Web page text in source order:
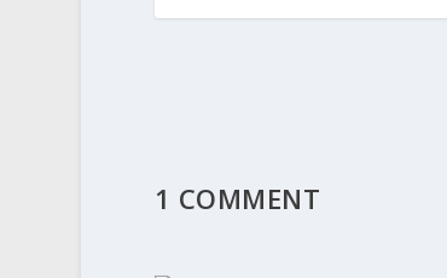
1 COMMENT